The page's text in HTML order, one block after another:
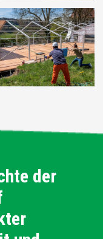
der